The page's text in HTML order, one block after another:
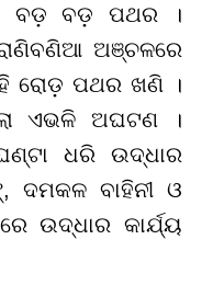
ବଡ଼ ବଡ଼ ପଥର ।
ଅଞ୍ଚଳରେ
ରୋଡ଼ ପଥର ଖଣି ।
ଏଭଳି ଅଘଟଣ ।
ଧରି ଉଦ୍ଧାର
ଦମକଳ ବାହିନୀ ଓ
ଉଦ୍ଧାର କାର୍ଯ୍ୟ